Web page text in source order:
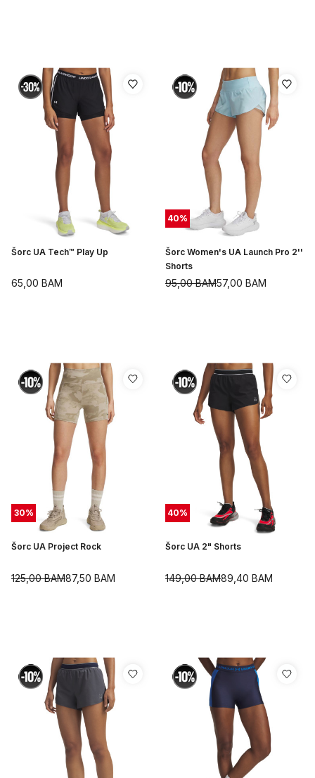
Šorc UA Tech™ Play Up
65,00 BAM
40%
Šorc Women's UA Launch Pro 2''
Shorts
57,00 BAM
95,00BAM
30%
Šorc UA Project Rock
87,50 BAM
125,00BAM
40%
Šorc UA 2" Shorts
89,40 BAM
149,00BAM